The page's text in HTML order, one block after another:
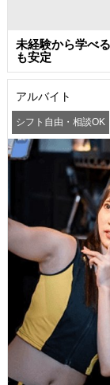
未経験から学べ
も安定
アルバイト
シフト自由・相談OK